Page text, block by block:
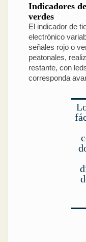
Indicadores
verdes
El indicador de
electrónico
señales rojo o
peatonales,
restante, con
corresponda